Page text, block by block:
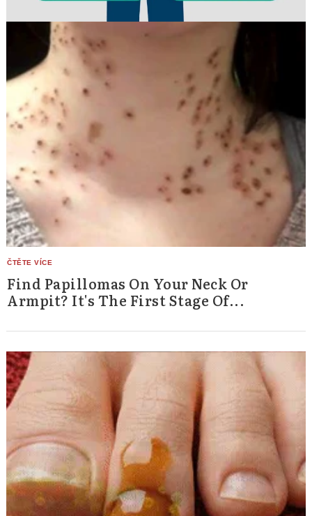
Find Papillomas On Your Neck Or
Armpit? It's The First Stage Of...